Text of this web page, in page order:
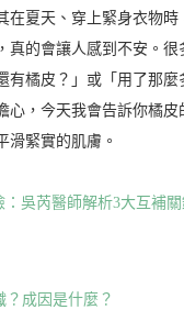
在夏天、穿上緊身衣物時
真的會讓人感到不安。
有橘皮？」或「用了那
心，今天我會告訴你橘
滑緊實的肌膚。
：吳芮醫師解析3大互補關
？成因是什麼？